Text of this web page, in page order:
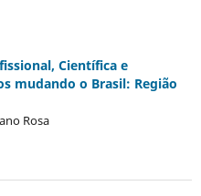
Científica e
mudando o Brasil: Região
Rosa